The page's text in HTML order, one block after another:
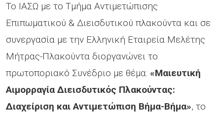
Το ΙΑΣΩ με το Τμήμα Αντιμετώπισης
Επιπωματικού & Διεισδυτικού πλακούντα και σε
συνεργασία με την Ελληνική Εταιρεία Μελέτης
Μήτρας-Πλακούντα διοργανώνει το
πρωτοποριακό Συνέδριο με θέμα: «Μαιευτική
Αιμορραγία Διεισδυτικός Πλακούντας:
Διαχείριση και Αντιμετώπιση Βήμα-Βήμα», το